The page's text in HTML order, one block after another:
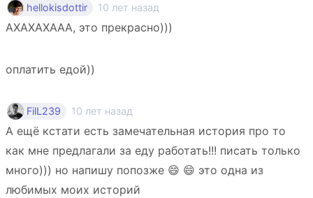
hellokisdottir 10 лет назад
АХАХАХААА, это прекрасно)))
оплатить едой))
FilL239 10 лет назад
А ещё кстати есть замечательная история про то
как мне предлагали за еду работать!!! писать только
много))) но напишу попозже 😄 😄 это одна из
любимых моих историй